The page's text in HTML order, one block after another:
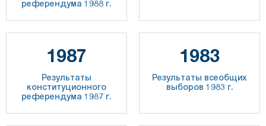
референдума 1988 г.
1987
Результаты
конституционного
референдума 1987 г.
1983
Результаты всеобщих
выборов 1983 г.